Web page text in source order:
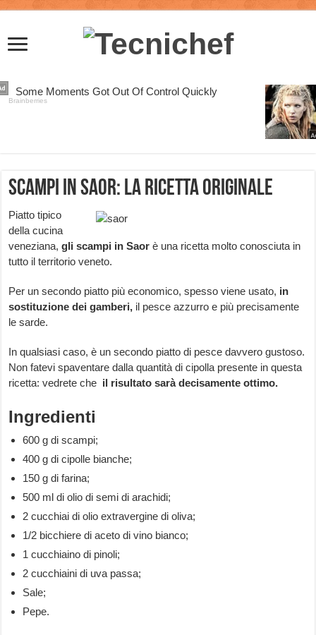
Scampi in Saor: la ricetta originale
Piatto tipico
della cucina
veneziana, gli scampi in Saor è una ricetta molto conosciuta in
tutto il territorio veneto.
Per un secondo piatto più economico, spesso viene usato, in
sostituzione dei gamberi, il pesce azzurro e più precisamente
le sarde.
In qualsiasi caso, è un secondo piatto di pesce davvero gustoso.
Non fatevi spaventare dalla quantità di cipolla presente in questa
ricetta: vedrete che il risultato sarà decisamente ottimo.
Ingredienti
600 g di scampi;
400 g di cipolle bianche;
150 g di farina;
500 ml di olio di semi di arachidi;
2 cucchiai di olio extravergine di oliva;
1/2 bicchiere di aceto di vino bianco;
1 cucchiaino di pinoli;
2 cucchiaini di uva passa;
Sale;
Pepe.